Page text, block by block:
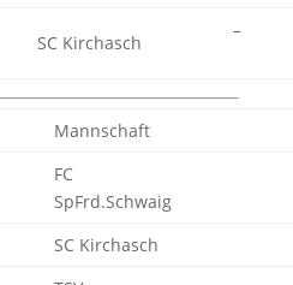
SC Kirchasch
–
Mannschaft
FC
SpFrd.Schwaig
SC Kirchasch